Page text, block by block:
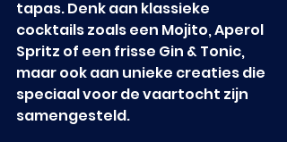
tapas. Denk aan klassieke
cocktails zoals een Mojito, Aperol
Spritz of een frisse Gin & Tonic,
maar ook aan unieke creaties die
speciaal voor de vaartocht zijn
samengesteld.